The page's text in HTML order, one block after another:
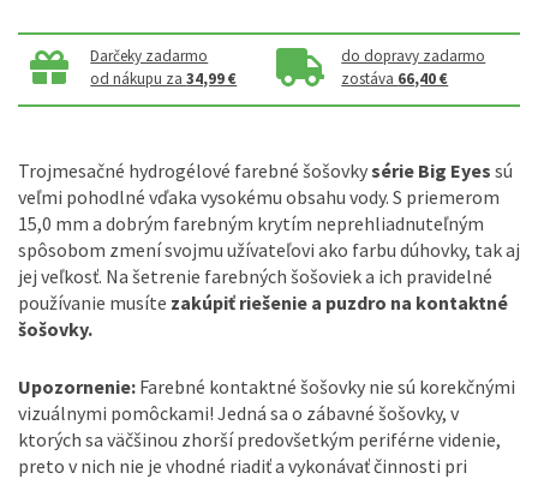
Darčeky zadarmo
od nákupu za34,99 €
do dopravy zadarmo
zostáva 66,40 €
Trojmesačné hydrogélové farebné šošovkysérie Big Eyes sú
veľmi pohodlné vďaka vysokému obsahu vody. S priemerom
15,0 mm a dobrým farebným krytím neprehliadnuteľným
spôsobom zmení svojmu užívateľovi ako farbu dúhovky, tak aj
jej veľkosť. Na šetrenie farebných šošoviek a ich pravidelné
používanie musíte zakúpiť riešenie a puzdro na kontaktné
šošovky.
Upozornenie: Farebné kontaktné šošovky nie sú korekčnými
vizuálnymi pomôckami! Jedná sa o zábavné šošovky, v
ktorých sa väčšinou zhorší predovšetkým periférne videnie,
preto v nich nie je vhodné riadiť a vykonávať činnosti pri